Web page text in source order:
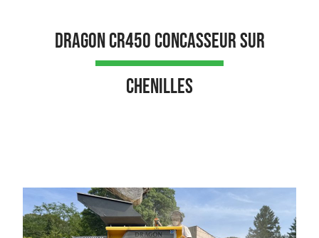
DRAGON CR450 concasseur sur
chenilles